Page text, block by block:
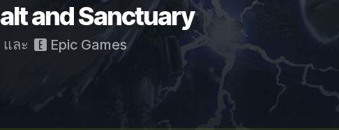
and Sanctuary
และ Epic Games